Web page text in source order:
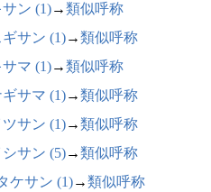
ン (1)→類似呼称
サン (1)→類似呼称
マ (1)→類似呼称
サマ (1)→類似呼称
サン (1)→類似呼称
サン (5)→類似呼称
ケサン (1)→類似呼称